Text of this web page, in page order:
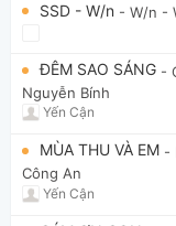
SSD - W/n - W/n -
ĐÊM SAO SÁNG -
Nguyễn Bính
Yến Cận
MÙA THU VÀ EM -
Công An
Yến Cận